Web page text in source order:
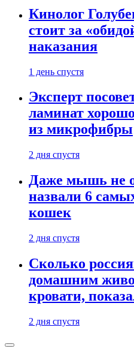
Кинолог
стоит за
наказания
1 день спустя
Эксперт
ламинат
из микрофибры
2 дня спустя
Даже мышь не
назвали 6
кошек
2 дня спустя
Сколько
домашним
кровати,
2 дня спустя